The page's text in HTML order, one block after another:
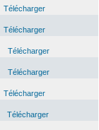
Télécharger
Télécharger
Télécharger
Télécharger
Télécharger
Télécharger